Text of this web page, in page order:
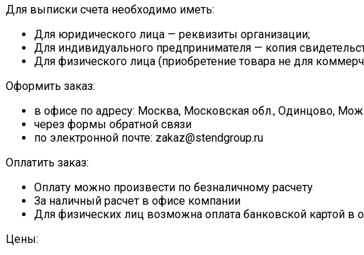
Для выписки счета необходимо иметь:
Для юридического лица — реквизиты организации;
Для индивидуального предпринимателя — копия
Для физического лица (приобретение товара не для
Оформить заказ:
в офисе по адресу: Москва, Московская обл., Одинцово,
через формы обратной связи
по электронной почте: zakaz@stendgroup.ru
Оплатить заказ:
Оплату можно произвести по безналичному расчету
За наличный расчет в офисе компании
Для физических лиц возможна оплата банковской картой в
Цены: